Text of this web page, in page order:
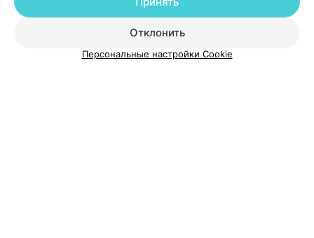
О проекте Новости проекта
Размещение рекламы
Медицинский маркетинг
Публичный договор
Пользовательское соглашение
Способы оплаты
Отклонить
Персональные настройки Cookie